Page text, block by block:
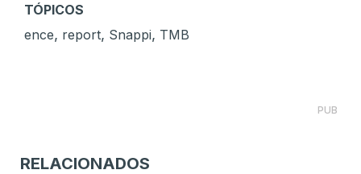
TÓPICOS
ence, report, Snappi, TMB
PUB
RELACIONADOS